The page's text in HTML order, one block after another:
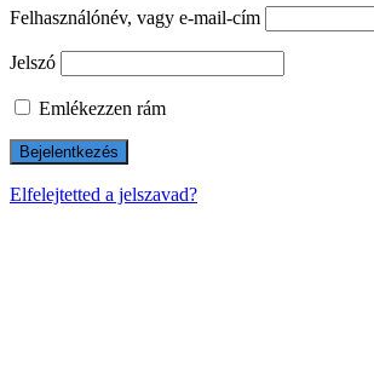
Felhasználónév, vagy e-mail-cím
Jelszó
Emlékezzen rám
Elfelejtetted a jelszavad?